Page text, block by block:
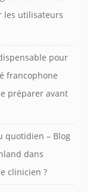
les utilisateurs
pour
francophone
préparer avant
quotidien – Blog
dans
clinicien ?